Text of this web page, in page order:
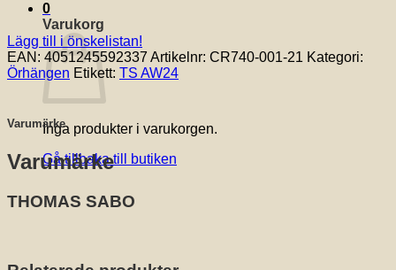
0
Varukorg
Inga produkter i varukorgen.
Gå tillbaka till butiken
Lägg till i önskelistan!
EAN: 4051245592337 Artikelnr: CR740-001-21 Kategori:
Örhängen Etikett: TS AW24
Varumärke
Varumärke
THOMAS SABO